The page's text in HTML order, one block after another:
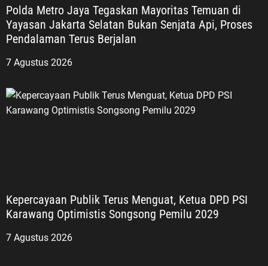
Polda Metro Jaya Tegaskan Mayoritas Temuan di
Yayasan Jakarta Selatan Bukan Senjata Api, Proses
Pendalaman Terus Berjalan
7 Agustus 2026
Kepercayaan Publik Terus Menguat, Ketua DPD PSI
Karawang Optimistis Songsong Pemilu 2029
7 Agustus 2026